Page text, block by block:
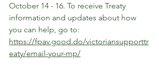
October 14 - 16. To receive Treaty
information and updates about how
you can help, go to:
https://fpav.good.do/victoriansupporttr
eaty/email-your-mp/